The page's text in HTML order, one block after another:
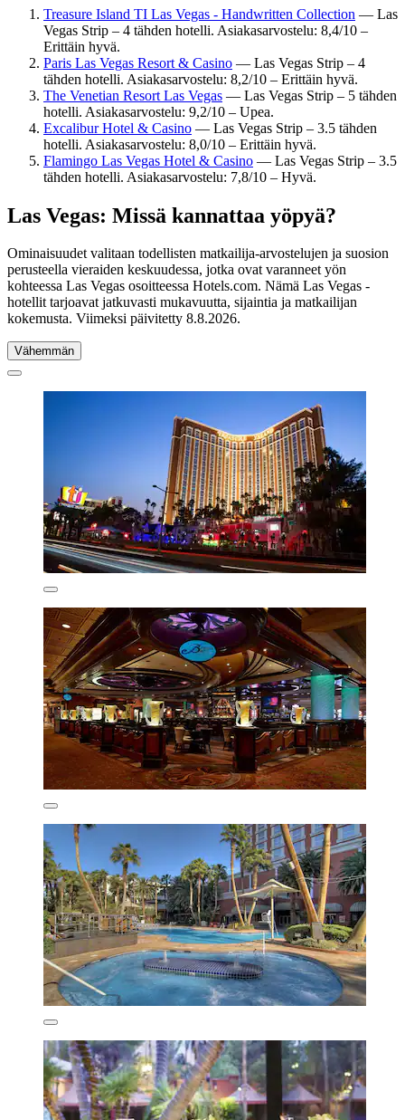
Treasure Island TI Las Vegas - Handwritten Collection — Las
Vegas Strip – 4 tähden hotelli. Asiakasarvostelu: 8,4/10 –
Erittäin hyvä.
Paris Las Vegas Resort & Casino — Las Vegas Strip – 4
tähden hotelli. Asiakasarvostelu: 8,2/10 – Erittäin hyvä.
The Venetian Resort Las Vegas — Las Vegas Strip – 5 tähden
hotelli. Asiakasarvostelu: 9,2/10 – Upea.
Excalibur Hotel & Casino — Las Vegas Strip – 3.5 tähden
hotelli. Asiakasarvostelu: 8,0/10 – Erittäin hyvä.
Flamingo Las Vegas Hotel & Casino — Las Vegas Strip – 3.5
tähden hotelli. Asiakasarvostelu: 7,8/10 – Hyvä.
Las Vegas: Missä kannattaa yöpyä?
Ominaisuudet valitaan todellisten matkailija-arvostelujen ja suosion
perusteella vieraiden keskuudessa, jotka ovat varanneet yön
kohteessa Las Vegas osoitteessa Hotels.com. Nämä Las Vegas -
hotellit tarjoavat jatkuvasti mukavuutta, sijaintia ja matkailijan
kokemusta. Viimeksi päivitetty 8.8.2026.
Vähemmän